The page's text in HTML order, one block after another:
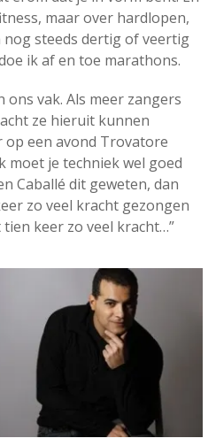
maar over hardlopen,
steeds dertig of veertig
ik af en toe marathons.
vak. Als meer zangers
ze hieruit kunnen
op een avond Trovatore
je techniek wel goed
Caballé dit geweten, dan
zo veel kracht gezongen
keer zo veel kracht…”